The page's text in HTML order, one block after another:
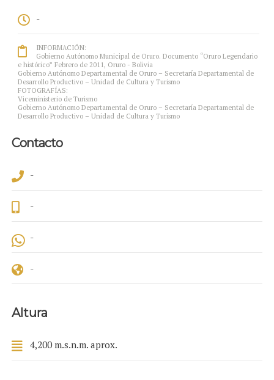
-
INFORMACIÓN:
Gobierno Autónomo Municipal de Oruro. Documento “Oruro Legendario
e histórico” Febrero de 2011, Oruro - Bolivia
Gobierno Autónomo Departamental de Oruro – Secretaría Departamental de
Desarrollo Productivo – Unidad de Cultura y Turismo
FOTOGRAFÍAS:
Viceministerio de Turismo
Gobierno Autónomo Departamental de Oruro – Secretaría Departamental de
Desarrollo Productivo – Unidad de Cultura y Turismo
Contacto
-
-
-
-
Altura
4,200 m.s.n.m. aprox.